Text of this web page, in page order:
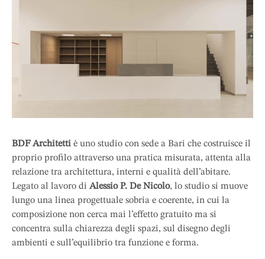
BDF Architetti è uno studio con sede a Bari che costruisce il
proprio profilo attraverso una pratica misurata, attenta alla
relazione tra architettura, interni e qualità dell’abitare.
Legato al lavoro di Alessio P. De Nicolo, lo studio si muove
lungo una linea progettuale sobria e coerente, in cui la
composizione non cerca mai l’effetto gratuito ma si
concentra sulla chiarezza degli spazi, sul disegno degli
ambienti e sull’equilibrio tra funzione e forma.